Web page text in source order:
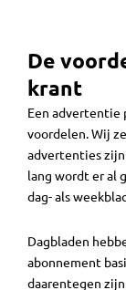
De
krant
Een advertentie
voordelen. Wij
advertenties
lang wordt er al
dag- als
Dagbladen
abonnement
daarentegen